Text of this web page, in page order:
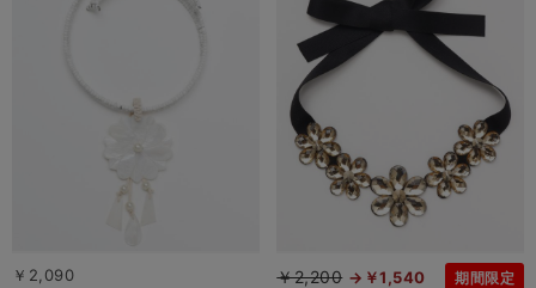
￥2,090 ￥2,200 ￥1,540 期間限定